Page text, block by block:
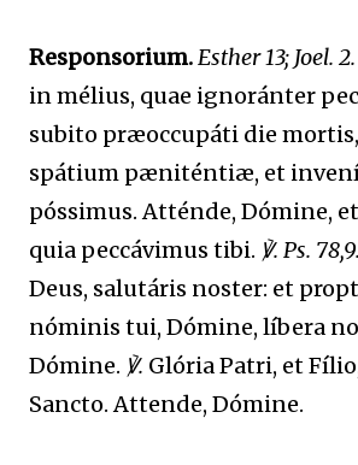
Responsorium.Esther 13; Joel. 2.
in mélius, quae ignoránter
subito præoccupáti die
spátium pæniténtiæ, et
póssimus. Atténde, Dómine,
quia peccávimus tibi. ℣. Ps. 78,9.
Deus, salutáris noster: et
nóminis tui, Dómine, líbera
Dómine. ℣. Glória Patri, et
Sancto. Attende, Dómine.